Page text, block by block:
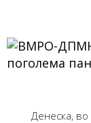
Денеска, во